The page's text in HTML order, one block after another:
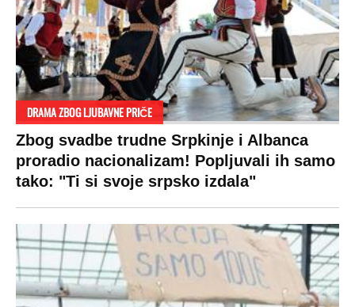
DRAMA ZBOG LJUBAVNE PRIČE
Zbog svadbe trudne Srpkinje i Albanca
proradio nacionalizam! Popljuvali ih samo
tako: "Ti si svoje srpsko izdala"